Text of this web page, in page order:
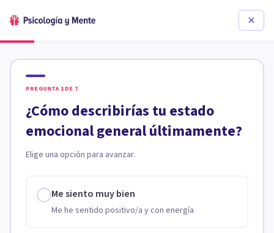
PREGUNTA 1 DE 7
¿Cómo describirías tu estado
emocional general últimamente?
Elige una opción para avanzar.
Me siento muy bien
Me he sentido positivo/a y con energía